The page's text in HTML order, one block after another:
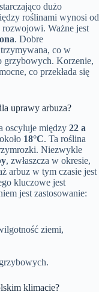
dużo
roślinami wynosi od
rozwojowi. Ważne jest
. Dobre
co w
grzybowych. Korzenie,
co przekłada się
uprawy arbuza?
oscyluje między 22 a
18°C. Ta roślina
Niezwykle
, zwłaszcza w okresie,
arbuz w tym czasie jest
kluczowe jest
jest zastosowanie:
ziemi,
klimacie?